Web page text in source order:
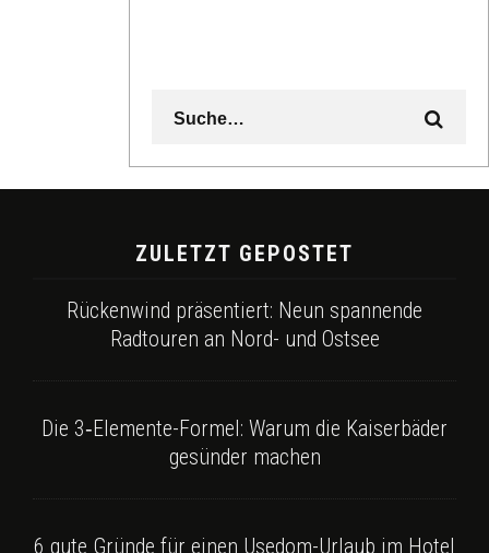
ZULETZT GEPOSTET
Rückenwind präsentiert: Neun spannende
Radtouren an Nord- und Ostsee
Die 3‑Elemente-Formel: Warum die Kaiserbäder
gesünder machen
6 gute Gründe für einen Usedom-Urlaub im Hotel